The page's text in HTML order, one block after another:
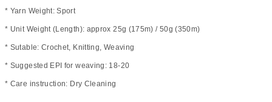
* Yarn Weight: Sport
* Unit Weight (Length): approx 25g (175m) / 50g (350m)
* Sutable: Crochet, Knitting, Weaving
* Suggested EPI for weaving: 18-20
* Care instruction: Dry Cleaning